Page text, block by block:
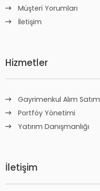
Müşteri Yorumları
İletişim
Hizmetler
Gayrimenkul Alım Satım
Portföy Yönetimi
Yatırım Danışmanlığı
İletişim